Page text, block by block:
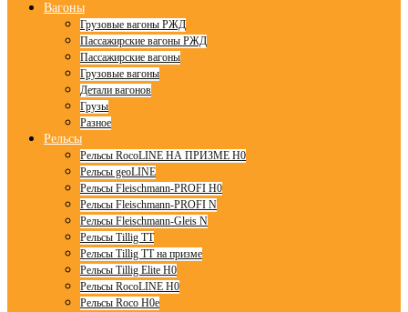
Вагоны
Грузовые вагоны РЖД
Пассажирские вагоны РЖД
Пассажирские вагоны
Грузовые вагоны
Детали вагонов
Грузы
Разное
Рельсы
Рельсы RocoLINE НА ПРИЗМЕ H0
Рельсы geoLINE
Рельсы Fleischmann-PROFI H0
Рельсы Fleischmann-PROFI N
Рельсы Fleischmann-Gleis N
Рельсы Tillig TT
Рельсы Tillig TT на призме
Рельсы Tillig Elite H0
Рельсы RocoLINE H0
Рельсы Roco H0e